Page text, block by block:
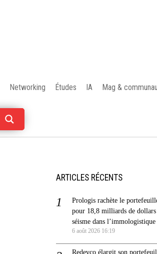
Networking Études IA Mag &
ARTICLES RÉCENTS
Prologis rachète le
pour 18,8 milliards de
séisme dans l’immologistique
6 août 2026 16:19
Redevco élargit son